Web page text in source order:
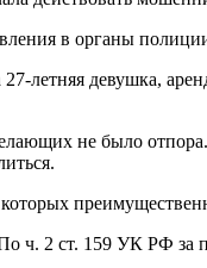
в органы
летняя девушка,
не было
ч. 2 ст. 159 УК РФ за